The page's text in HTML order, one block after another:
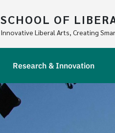
SCHOOL OF
Innovative Liberal Arts, Creating
Research & Innovation